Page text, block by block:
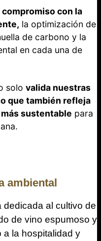
con la
la optimización de
de carbono y la
en cada una de
solo valida nuestras
que también refleja
sustentable para
ambiental
dedicada al cultivo de
de vino espumoso y
a la hospitalidad y